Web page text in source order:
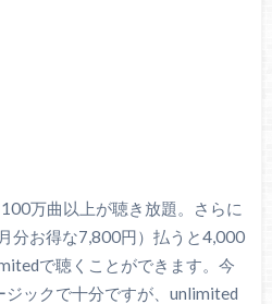
万曲以上が聴き放題。さらに
分お得な7,800円）払うと4,000
で聴くことができます。今
ックで十分ですが、unlimited